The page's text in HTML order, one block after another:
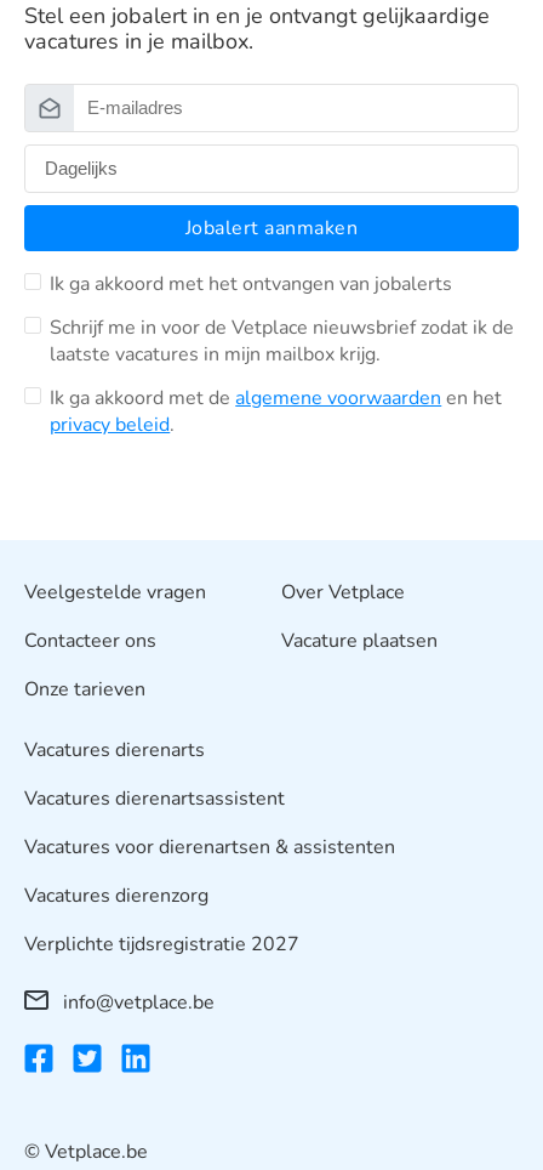
Stel een jobalert in en je ontvangt gelijkaardige
vacatures in je mailbox.
Jobalert aanmaken
Ik ga akkoord met het ontvangen van jobalerts
Schrijf me in voor de Vetplace nieuwsbrief zodat ik de
laatste vacatures in mijn mailbox krijg.
Ik ga akkoord met dealgemene voorwaarden en het
privacy beleid.
Veelgestelde vragen
Contacteer ons
Onze tarieven
Over Vetplace
Vacature plaatsen
Vacatures dierenarts
Vacatures dierenartsassistent
Vacatures voor dierenartsen & assistenten
Vacatures dierenzorg
Verplichte tijdsregistratie 2027
info@vetplace.be
© Vetplace.be